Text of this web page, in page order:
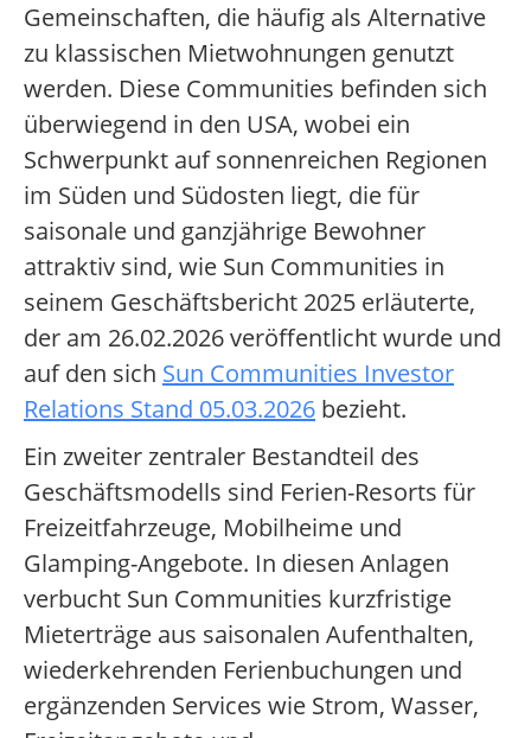
Gemeinschaften, die häufig als Alternative
zu klassischen Mietwohnungen genutzt
werden. Diese Communities befinden sich
überwiegend in den USA, wobei ein
Schwerpunkt auf sonnenreichen Regionen
im Süden und Südosten liegt, die für
saisonale und ganzjährige Bewohner
attraktiv sind, wie Sun Communities in
seinem Geschäftsbericht 2025 erläuterte,
der am 26.02.2026 veröffentlicht wurde und
auf den sich Sun Communities Investor
Relations Stand 05.03.2026 bezieht.
Ein zweiter zentraler Bestandteil des
Geschäftsmodells sind Ferien-Resorts für
Freizeitfahrzeuge, Mobilheime und
Glamping-Angebote. In diesen Anlagen
verbucht Sun Communities kurzfristige
Mieterträge aus saisonalen Aufenthalten,
wiederkehrenden Ferienbuchungen und
ergänzenden Services wie Strom, Wasser,